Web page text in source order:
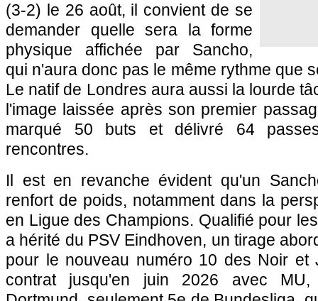
(3-2) le 26 août, il convient de se
demander quelle sera la forme
physique affichée par Sancho,
qui n'aura donc pas le même rythme que
Le natif de Londres aura aussi la lourde
l'image laissée après son premier
marqué 50 buts et délivré 64
rencontres.
Il est en revanche évident qu'un
renfort de poids, notamment dans la
en Ligue des Champions. Qualifié pour
a hérité du PSV Eindhoven, un tirage
pour le nouveau numéro 10 des Noir et
contrat jusqu'en juin 2026 avec